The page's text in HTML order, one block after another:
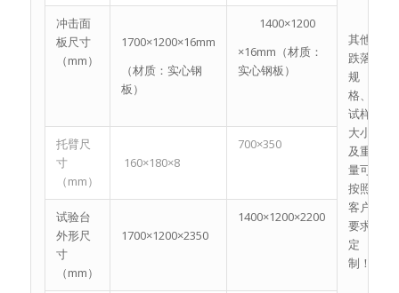
其他
跌落
规
格、
试样
大小
及重
量可
按照
客户
要求
定
制！
冲击面
板尺寸
（mm）
1700×1200×16mm
（材质：实心钢
板）
1400×1200
×16mm（材质：
实心钢板）
托臂尺
寸
（mm）
160×180×8
700×350
试验台
外形尺
寸
（mm）
1700×1200×2350
1400×1200×2200